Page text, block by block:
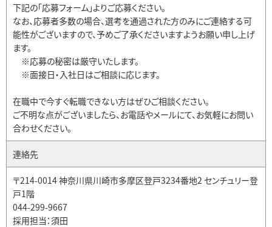
下記の「応募フォーム」よりご応募ください。
なお、応募者多数の場合、選考を通過された方のみにご連絡する可
能性がございますので、予めご了承くださいますようお願い申し上げ
ます。
※応募の秘密は厳守いたします。
※面接日・入社日はご相談に応じます。
在職中で今すぐ転職できない方はぜひご相談ください。
ご不明な点がございましたら、お電話やメールにて、お気軽にお問い
合わせください。
連絡先
〒214-0014 神奈川県川崎市多摩区登戸3234番地2 センチュリー登
戸1階
044-299-9667
採用担当：須田